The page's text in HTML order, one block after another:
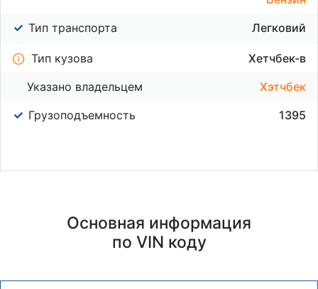
Тип транспорта
Легковий
Тип кузова
Хетчбек-в
Указано владельцем
Хэтчбек
Грузоподъемность
1395
Основная информация
по VIN коду